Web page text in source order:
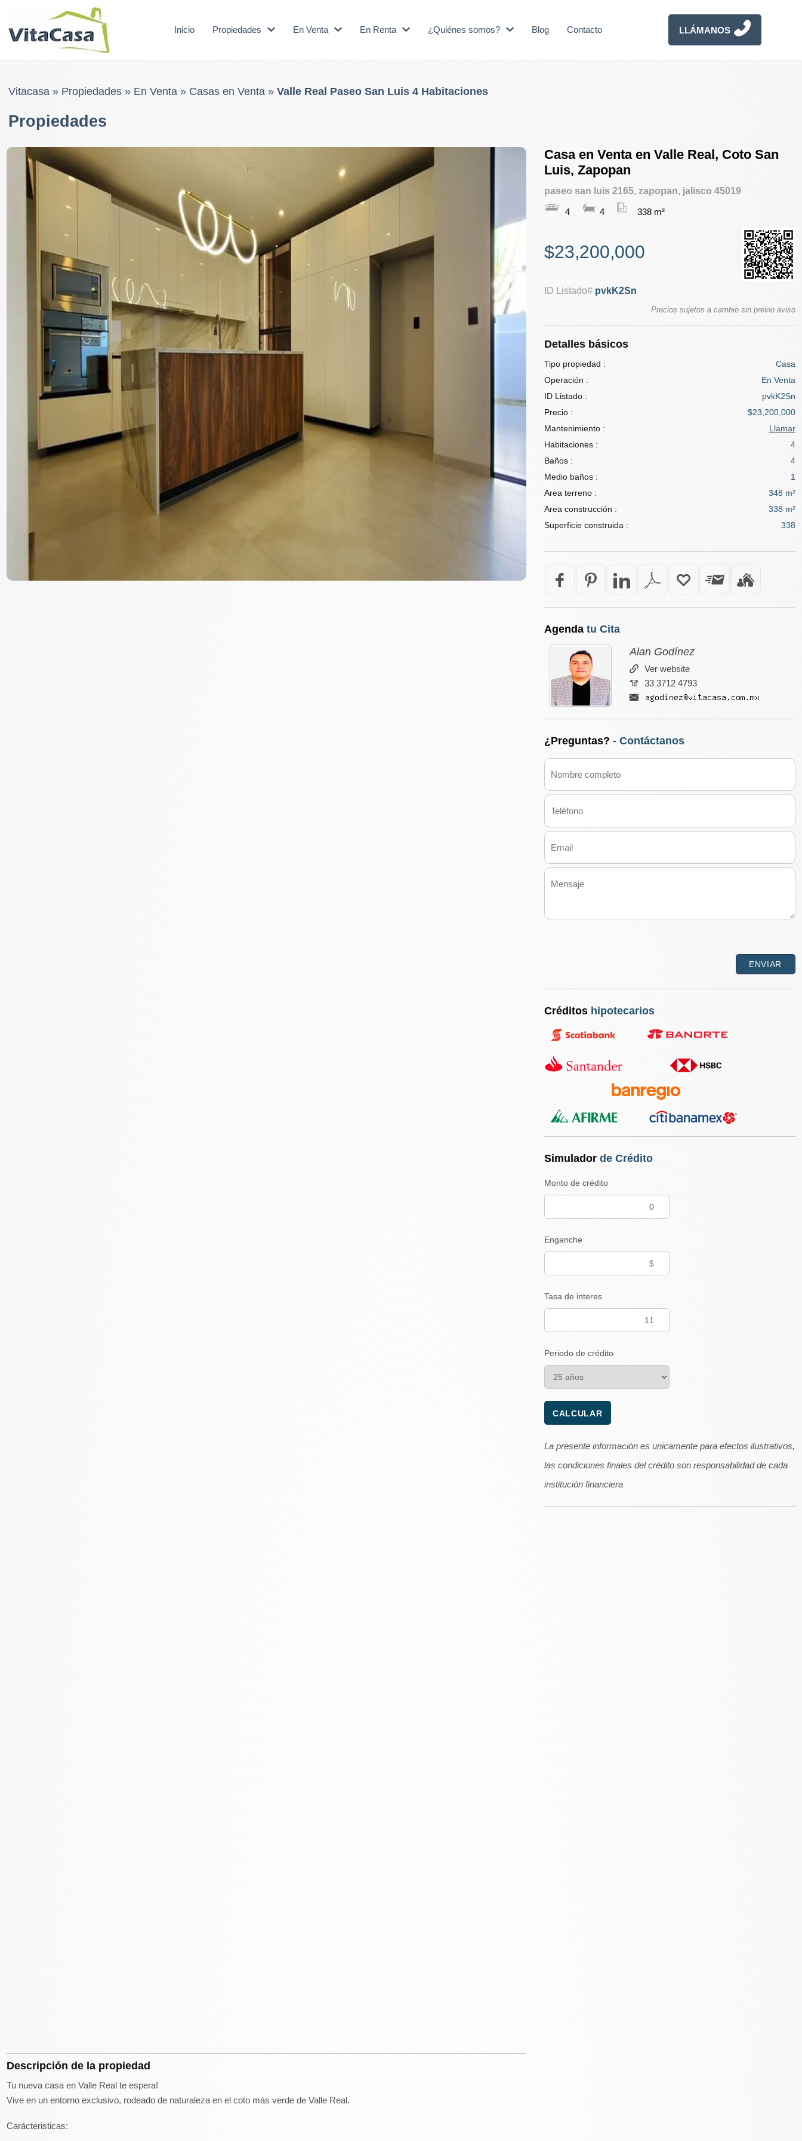
Inicio Propiedades En Venta En Renta ¿Quiénes somos? Blog Contacto LLÁMANOS
Vitacasa» Propiedades» En Venta» Casas en Venta» Valle Real Paseo San Luis 4 Habitaciones
Propiedades
Descripción de la propiedad
Tu nueva casa en Valle Real te espera!
Vive en un entorno exclusivo, rodeado de naturaleza en el coto más verde de Valle Real.
Carácteristicas:
Casa en Venta en Valle Real, Coto San
Luis, Zapopan
paseo san luis 2165, zapopan, jalisco 45019
4 4 338 m²
$23,200,000
ID Listado# pvkK2Sn
Precios sujetos a cambio sin previo aviso
Detalles básicos
Tipo propiedad :
Casa
Operación :
En Venta
ID Listado :
pvkK2Sn
Precio :
$23,200,000
Mantenimiento :
Llamar
Habitaciones :
4
Baños :
4
Medio baños :
1
Area terreno :
348 m²
Area construcción :
338 m²
Superficie construida :
338
Agendatu Cita
Alan Godínez
Ver website
33 3712 4793
¿Preguntas? - Contáctanos
Créditoshipotecarios
Simuladorde Crédito
Monto de crédito
Enganche
Tasa de interes
Periodo de crédito
La presente información es unicamente para efectos ilustrativos,
las condiciones finales del crédito son responsabilidad de cada
institución financiera